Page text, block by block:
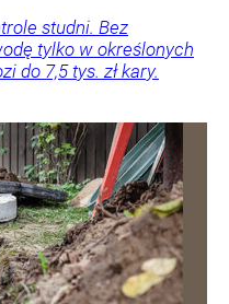
studni. Bez
tylko w określonych
do 7,5 tys. zł kary.